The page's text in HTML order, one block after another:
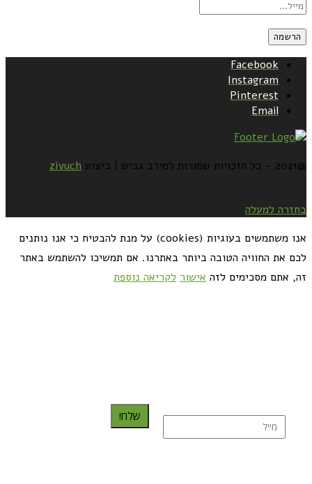
Facebook
Instagram
Pinterest
Email
@2021 - כל הזכויות שמורות למירב גביש | ביצוע zivuch
בחזרה למעלה
אנו משתמשים בעוגיות (cookies) על מנת להבטיח כי אנו נותנים
לכם את החוויה הטובה ביותר באתרנו. אם תמשיכו להשתמש באתר
זה, אתם מסכימים לזה אישור לקריאה נוספת
שלח!